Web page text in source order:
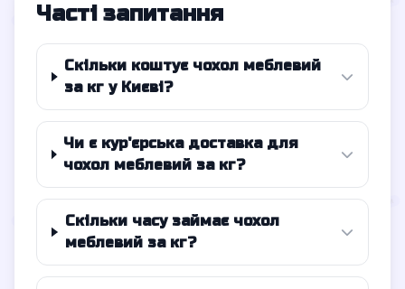
Часті запитання
Скільки коштує чохол меблевий
за кг у Києві?
Чи є кур'єрська доставка для
чохол меблевий за кг?
Скільки часу займає чохол
меблевий за кг?